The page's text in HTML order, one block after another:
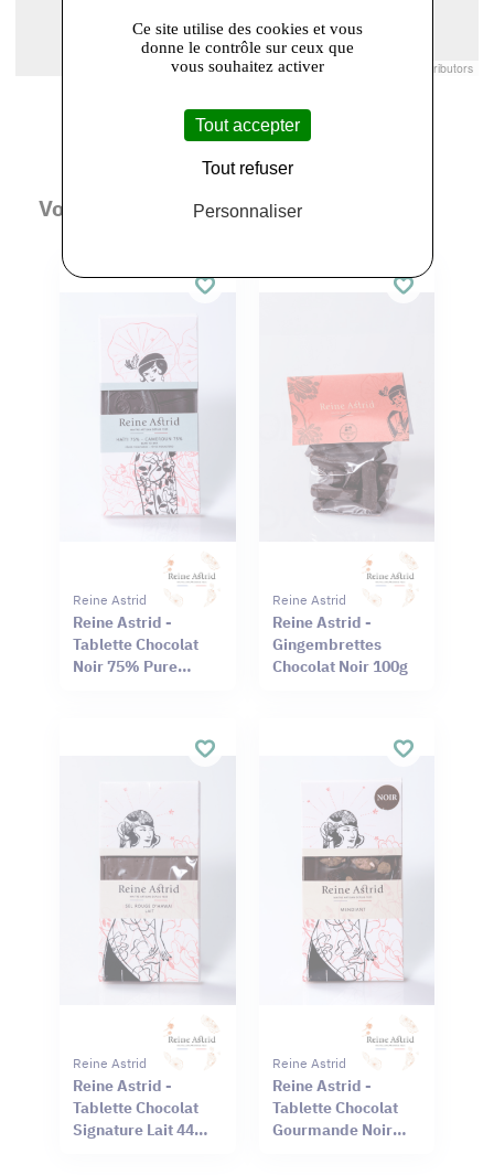
© Openstreetmap France | © contributors
Vous aimerez aussi
Reine Astrid
Reine Astrid -
Tablette Chocolat
Noir 75% Pure
Reine Astrid
Reine Astrid -
Gingembrettes
Chocolat Noir 100g
Reine Astrid
Reine Astrid -
Tablette Chocolat
Signature Lait 44%
Reine Astrid
Reine Astrid -
Tablette Chocolat
Gourmande Noir
Ce site utilise des cookies et vous
donne le contrôle sur ceux que
vous souhaitez activer
Tout accepter
Tout refuser
Personnaliser